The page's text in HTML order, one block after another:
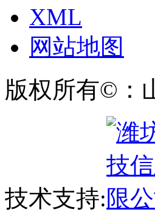
XML
网站地图
版权所有©：
技术支持: